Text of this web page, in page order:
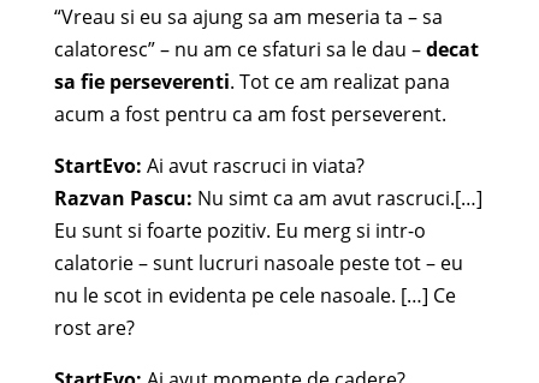
“Vreau si eu sa ajung sa am meseria ta – sa
calatoresc” – nu am ce sfaturi sa le dau –decat
sa fie perseverenti. Tot ce am realizat pana
acum a fost pentru ca am fost perseverent.
StartEvo: Ai avut rascruci in viata?
Razvan Pascu: Nu simt ca am avut rascruci.[…]
Eu sunt si foarte pozitiv. Eu merg si intr-o
calatorie – sunt lucruri nasoale peste tot – eu
nu le scot in evidenta pe cele nasoale. […] Ce
rost are?